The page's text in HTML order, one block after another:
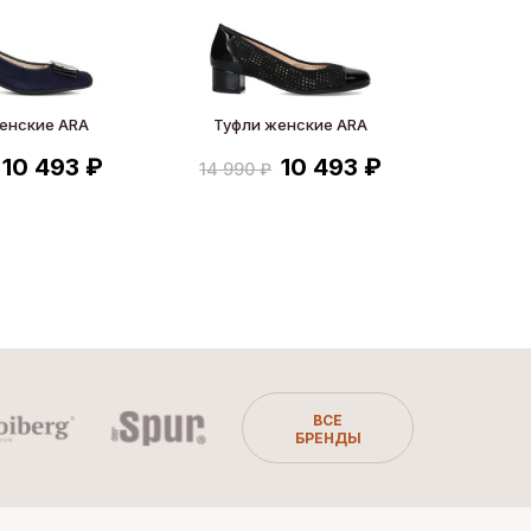
ARA
10 493 ₽
Туфли женские ARA
14 990 ₽ 10 493 ₽
ВСЕ
БРЕНДЫ